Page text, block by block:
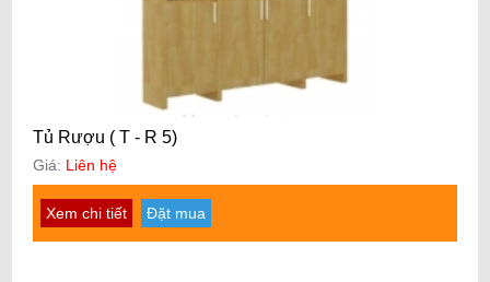
Tủ Rượu ( T - R 5)
Giá: Liên hệ
Xem chi tiết Đặt mua